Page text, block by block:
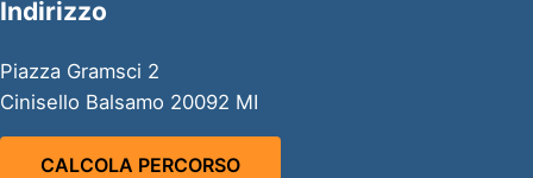
Indirizzo
Piazza Gramsci 2
Cinisello Balsamo 20092 MI
CALCOLA PERCORSO